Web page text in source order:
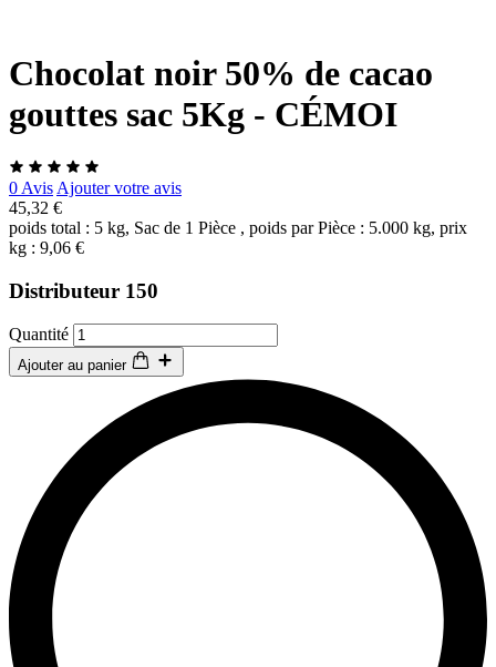
Chocolat noir 50% de cacao
gouttes sac 5Kg - CÉMOI
0 Avis Ajouter votre avis
45,32 €
poids total : 5 kg, Sac de 1 Pièce , poids par Pièce : 5.000 kg, prix
kg : 9,06 €
Distributeur 150
Quantité
Ajouter au panier